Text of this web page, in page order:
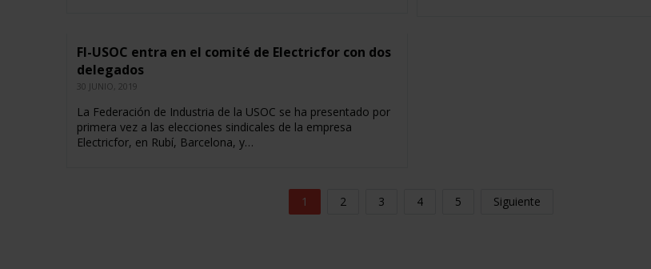
FI-USOC entra en el comité de Electricfor con dos
delegados
30 JUNIO, 2019
La Federación de Industria de la USOC se ha presentado por
primera vez a las elecciones sindicales de la empresa
Electricfor, en Rubí, Barcelona, y…
1 2 3 4 5 Siguiente